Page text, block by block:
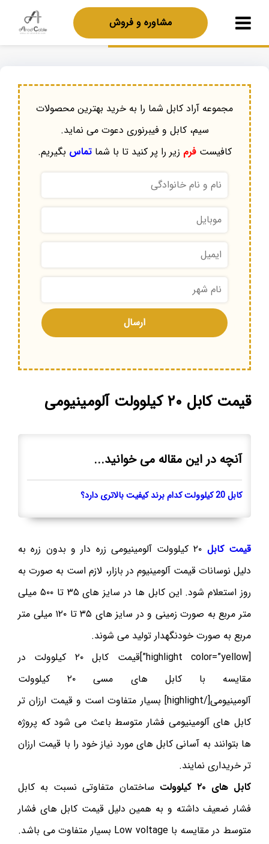
مشاوره و فروش
مجموعه آراد کابل شما را به خرید بهترین محصولات
سیم، کابل و فیبرنوری دعوت می نماید.
کافیستفرم زیر را پر کنید تا با شماتماس بگیریم.
قیمت کابل ۲۰ کیلوولت آلومینیومی
آنچه در این مقاله می خوانید...
کابل 20 کیلوولت کدام برند کیفیت بالاتری دارد؟
قیمت کابل
۲۰ کیلوولت آلومینیومی زره دار و بدون زره به
دلیل نوسانات قیمت آلومینیوم در بازار، لازم است به صورت به
روز استعلام شود. این کابل ها در سایز های ۳۵ تا ۵۰۰ میلی
متر مربع به صورت زمینی و در سایز های ۳۵ تا ۱۲۰ میلی متر
مربع به صورت خودنگهدار تولید می شوند.
[highlight color=”yellow”]قیمت کابل ۲۰ کیلوولت در
مقایسه با کابل های مسی ۲۰ کیلوولت
آلومینیومی[/highlight] بسیار متفاوت است و قیمت ارزان تر
کابل های آلومینیومی فشار متوسط باعث می شود که پروژه
ها بتوانند به آسانی کابل های مورد نیاز خود را با قیمت ارزان
تر خریداری نمایند.
کابل های ۲۰ کیلوولت
ساختمان متفاوتی نسبت به کابل
فشار ضعیف داشته و به همین دلیل قیمت کابل های فشار
متوسط در مقایسه با Low voltage بسیار متفاوت می باشد.